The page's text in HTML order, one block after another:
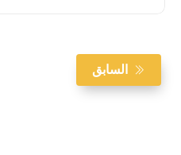
السابق